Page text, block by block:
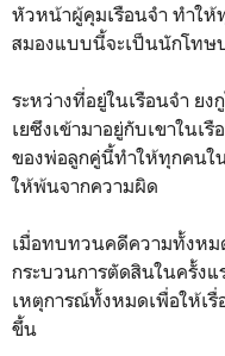
หัวหน้าผู้คุมเรือนจำ ทำใ
สมองแบบนี้จะเป็นนักโทษ
ระหว่างที่อยู่ในเรือนจำ ย
เยซึงเข้ามาอยู่กับเขาในเ
ของพ่อลูกคู่นี้ทำให้ทุกคนใ
ให้พ้นจากความผิด
เมื่อทบทวนคดีความทั้งห
กระบวนการตัดสินในครั้ง
เหตุการณ์ทั้งหมดเพื่อให้เ
ขึ้น